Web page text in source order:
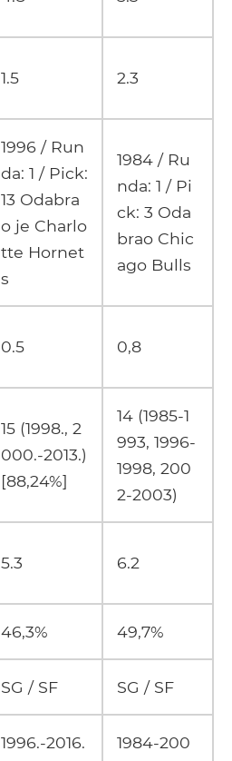
1.5 2.3
1996 / Run
da: 1 / Pick:
13 Odabra
o je Charlo
tte Hornet
s
1984 / Ru
nda: 1 / Pi
ck: 3 Oda
brao Chic
ago Bulls
0.5 0,8
15 (1998., 2
000.-2013.)
[88,24%]
14 (1985-1
993, 1996-
1998, 200
2-2003)
5.3 6.2
46,3% 49,7%
SG / SF SG / SF
1996.-2016.
1984-200